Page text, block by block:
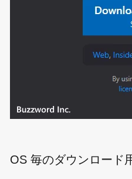
OS 毎のダウンロード